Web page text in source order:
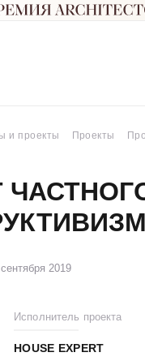
и проекты Проекты
2019
Исполнитель проекта
HOUSE EXPERT